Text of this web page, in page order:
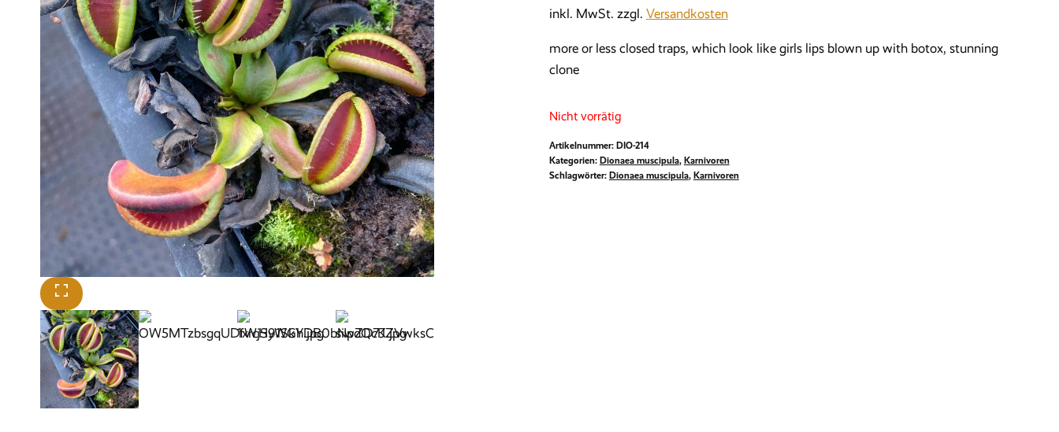
inkl. MwSt. zzgl. Versandkosten
more or less closed traps, which look like girls lips blown up with botox, stunning
clone
Nicht vorrätig
Artikelnummer: DIO-214
Kategorien: Dionaea muscipula, Karnivoren
Schlagwörter: Dionaea muscipula, Karnivoren